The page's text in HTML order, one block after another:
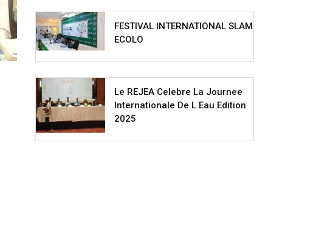
FESTIVAL INTERNATIONAL SLAM
ECOLO
Le REJEA Celebre La Journee
Internationale De L Eau Edition
2025